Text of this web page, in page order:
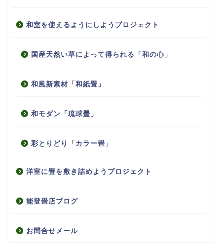
和室を使えるようにしようプロジェクト
国産天然い草によって得られる「和の心」
和風新素材「和紙畳」
和モダン「琉球畳」
彩とりどり「カラー畳」
洋室に畳を敷き詰めようプロジェクト
能登畳店ブログ
お問合せメール